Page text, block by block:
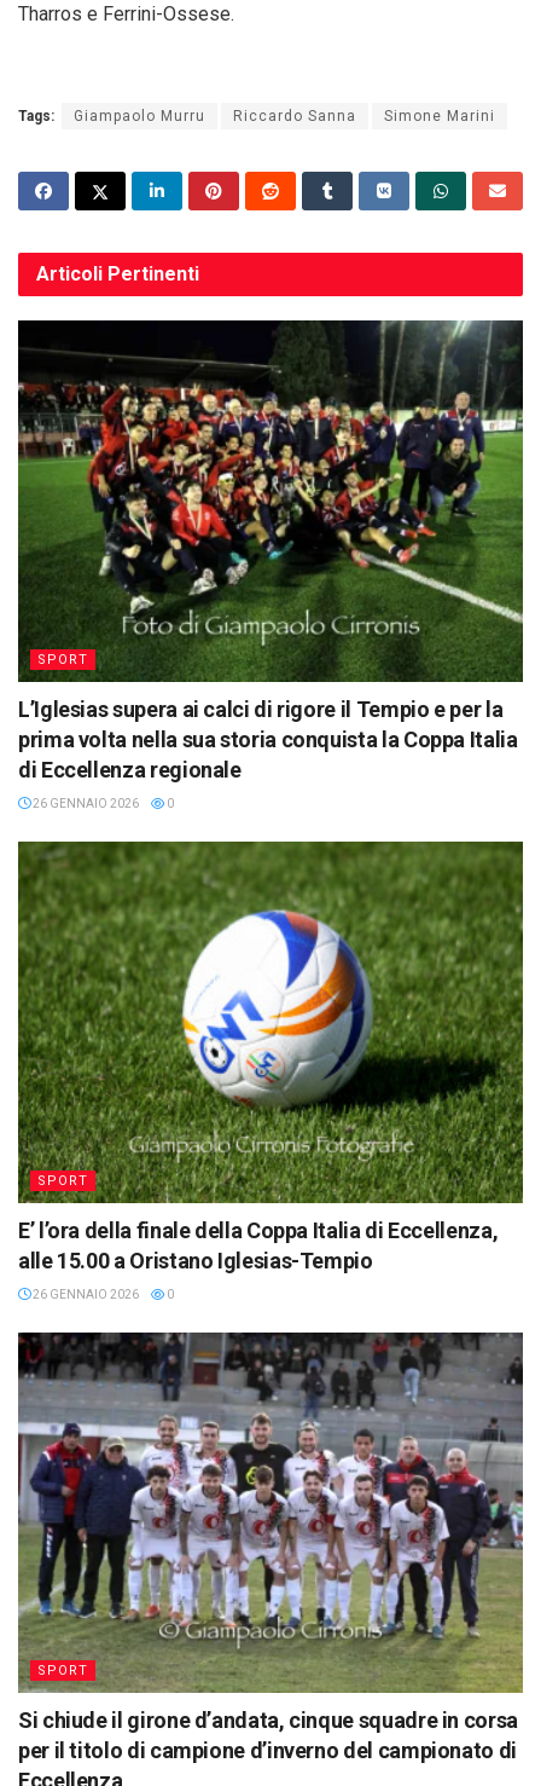
Tharros e Ferrini-Ossese.
Tags: Giampaolo Murru Riccardo Sanna Simone Marini
Articoli Pertinenti
SPORT
L’Iglesias supera ai calci di rigore il Tempio e per la
prima volta nella sua storia conquista la Coppa Italia
di Eccellenza regionale
26 GENNAIO 2026 0
SPORT
E’ l’ora della finale della Coppa Italia di Eccellenza,
alle 15.00 a Oristano Iglesias-Tempio
26 GENNAIO 2026 0
SPORT
Si chiude il girone d’andata, cinque squadre in corsa
per il titolo di campione d’inverno del campionato di